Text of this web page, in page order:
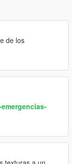
de los